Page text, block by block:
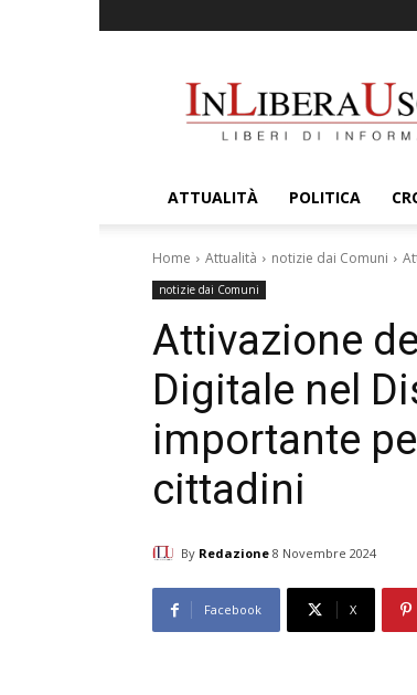
ATTUALITÀ POLITICA
Home Attualità notizie dai Comuni
notizie dai Comuni
Attivazione
Digitale nel
importante
cittadini
By Redazione 8 Novembre 2024
Facebook X